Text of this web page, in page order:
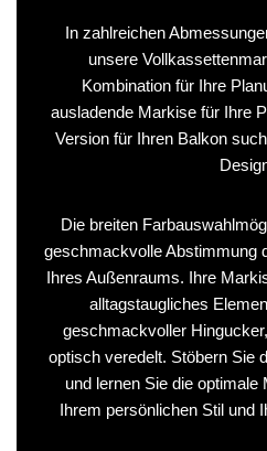
In zahlreichen
unsere
Kombination für Ihre
ausladende Markise für Ihre
Version für Ihren Balkon
Die breiten
geschmackvolle Abstimmung
Ihres Außenraums. Ihre
alltagstaugliches
geschmackvoller
optisch veredelt. Stöbern Sie
und lernen Sie die
Ihrem persönlichen Stil und